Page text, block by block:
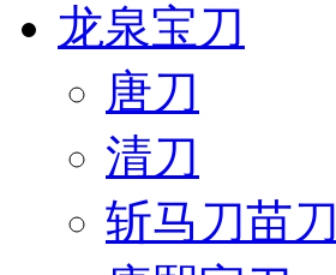
龙泉宝刀
唐刀
清刀
斩马刀苗刀